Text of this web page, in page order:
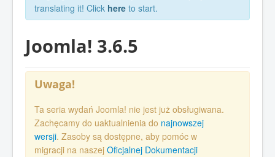
translating it! Click here to start.
Joomla! 3.6.5
Uwaga!
Ta seria wydań Joomla! nie jest już obsługiwana.
Zachęcamy do uaktualnienia do najnowszej
wersji. Zasoby są dostępne, aby pomóc w
migracji na naszej Oficjalnej Dokumentacji